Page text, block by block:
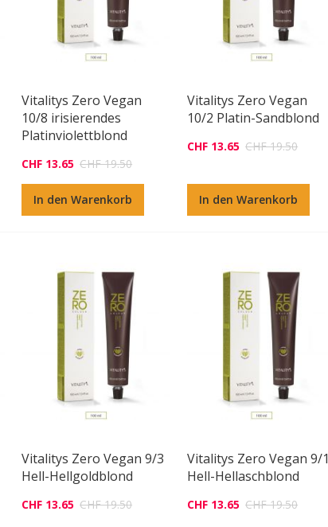
Vitalitys Zero Vegan
10/8 irisierendes
Platinviolettblond
CHF 13.65 CHF 19.50
In den Warenkorb
Vitalitys Zero Vegan
10/2 Platin-Sandblond
CHF 13.65 CHF 19.50
In den Warenkorb
Vitalitys Zero Vegan 9/3
Hell-Hellgoldblond
CHF 13.65 CHF 19.50
Vitalitys Zero Vegan 9/1
Hell-Hellaschblond
CHF 13.65 CHF 19.50